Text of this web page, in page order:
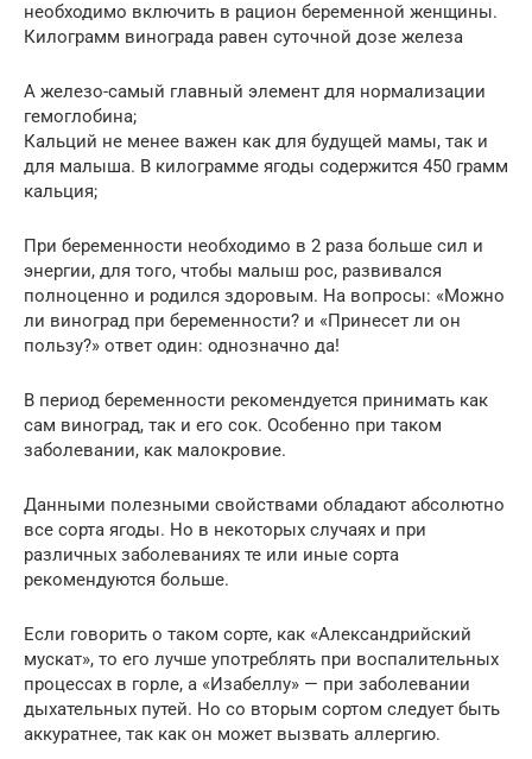
необходимо включить в рацион беременной женщины.
Килограмм винограда равен суточной дозе железа
А железо-самый главный элемент для нормализации
гемоглобина;
Кальций не менее важен как для будущей мамы, так и
для малыша. В килограмме ягоды содержится 450 грамм
кальция;
При беременности необходимо в 2 раза больше сил и
энергии, для того, чтобы малыш рос, развивался
полноценно и родился здоровым. На вопросы: «Можно
ли виноград при беременности? и «Принесет ли он
пользу?» ответ один: однозначно да!
В период беременности рекомендуется принимать как
сам виноград, так и его сок. Особенно при таком
заболевании, как малокровие.
Данными полезными свойствами обладают абсолютно
все сорта ягоды. Но в некоторых случаях и при
различных заболеваниях те или иные сорта
рекомендуются больше.
Если говорить о таком сорте, как «Александрийский
мускат», то его лучше употреблять при воспалительных
процессах в горле, а «Изабеллу» — при заболевании
дыхательных путей. Но со вторым сортом следует быть
аккуратнее, так как он может вызвать аллергию.